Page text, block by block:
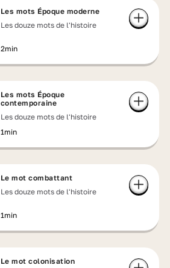
Les mots Époque moderne
Les douze mots de l'histoire
2min
Les mots Époque
contemporaine
Les douze mots de l'histoire
1min
Le mot combattant
Les douze mots de l'histoire
1min
Le mot colonisation